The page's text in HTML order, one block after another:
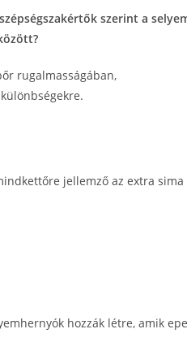
szerint a
rugalmasságában,
jellemző az extra
hozzák létre, amik